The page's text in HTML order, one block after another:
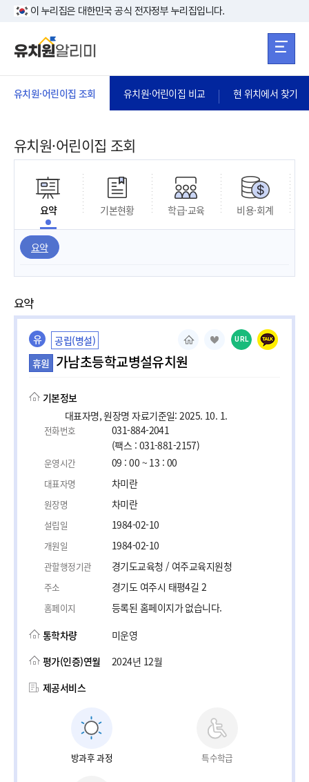
본문 바로가기
이 누리집은 대한민국 공식 전자정부 누리집입니다.
유치원·어린이집 조회 유치원·어린이집 비교 현 위치에서 찾기
유치원·어린이집 조회
요약 기본현황 학급·교육 비용·회계
요약
요약
유
공립(병설)
휴원 가남초등학교병설유치원
URL
기본정보
대표자명, 원장명 자료기준일: 2025. 10. 1.
전화번호
031-884-2041
(팩스 : 031-881-2157)
운영시간 09 : 00 ~ 13 : 00
대표자명 차미란
원장명 차미란
설립일 1984-02-10
개원일 1984-02-10
관할행정기관 경기도교육청 / 여주교육지원청
주소 경기도 여주시 태평4길 2
홈페이지
등록된 홈페이지가 없습니다.
통학차량
미운영
평가(인증)연월
2024년 12월
제공서비스
방과후 과정 특수학급